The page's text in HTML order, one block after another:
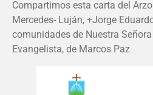
Compartimos esta carta del
Mercedes- Luján, +Jorge
comunidades de Nuestra
Evangelista, de Marcos Paz